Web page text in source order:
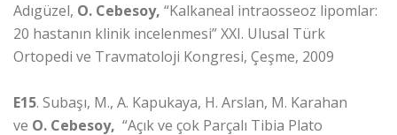
Adıgüzel, O. Cebesoy, “Kalkaneal intraosseoz lipomlar:
20 hastanın klinik incelenmesi” XXI. Ulusal Türk
Ortopedi ve Travmatoloji Kongresi, Çeşme, 2009
E15. Subaşı, M., A. Kapukaya, H. Arslan, M. Karahan
ve O. Cebesoy, “Açık ve çok Parçalı Tibia Plato